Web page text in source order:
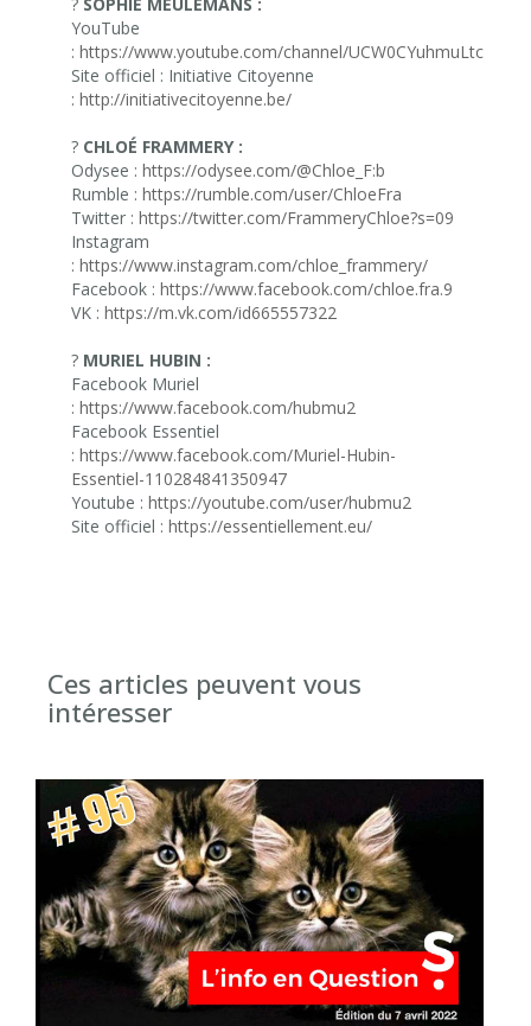
YouTube
: https://www.youtube.com/channel/
Site officiel : Initiative Citoyenne
: http://initiativecitoyenne.be/
? CHLOÉ FRAMMERY :
Odysee : https://odysee.com/@Chloe_F:b
Rumble : https://rumble.com/user/ChloeFra
Twitter : https://twitter.com/FrammeryChloe?s=09
Instagram
: https://www.instagram.com/chloe_frammery/
Facebook : https://www.facebook.com/chloe.fra.9
VK : https://m.vk.com/id665557322
? MURIEL HUBIN :
Facebook Muriel
: https://www.facebook.com/hubmu2
Facebook Essentiel
: https://www.facebook.com/Muriel-Hubin-
Essentiel-110284841350947
Youtube : https://youtube.com/user/hubmu2
Site officiel : https://essentiellement.eu/
Ces articles peuvent vous
intéresser